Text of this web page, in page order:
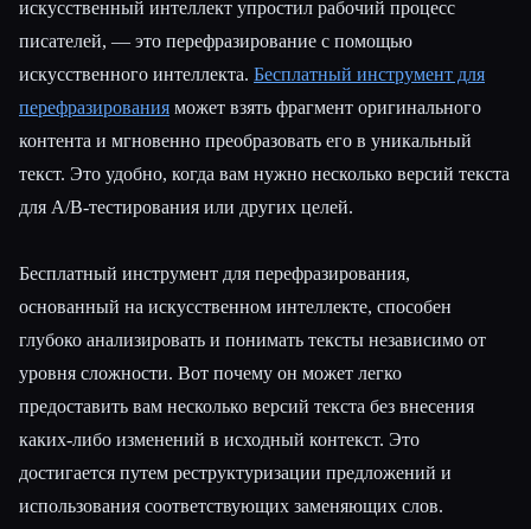
искусственный интеллект упростил рабочий процесс
писателей, — это перефразирование с помощью
искусственного интеллекта. Бесплатный инструмент для
перефразирования может взять фрагмент оригинального
контента и мгновенно преобразовать его в уникальный
текст. Это удобно, когда вам нужно несколько версий текста
для A/B-тестирования или других целей.
Бесплатный инструмент для перефразирования,
основанный на искусственном интеллекте, способен
глубоко анализировать и понимать тексты независимо от
уровня сложности. Вот почему он может легко
предоставить вам несколько версий текста без внесения
каких-либо изменений в исходный контекст. Это
достигается путем реструктуризации предложений и
использования соответствующих заменяющих слов.